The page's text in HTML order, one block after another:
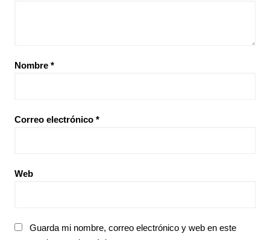
Nombre *
Correo electrónico *
Web
Guarda mi nombre, correo electrónico y web en este